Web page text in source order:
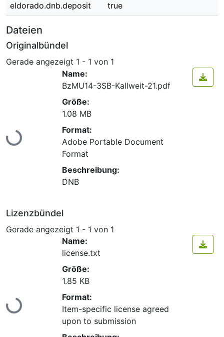
eldorado.dnb.deposit true
Dateien
Originalbündel
Gerade angezeigt 1 - 1 von 1
Lade...
Name:
BzMU14-3SB-Kallweit-21.pdf
Größe:
1.08 MB
Format:
Adobe Portable Document
Format
Beschreibung:
DNB
Lizenzbündel
Gerade angezeigt 1 - 1 von 1
Lade...
Name:
license.txt
Größe:
1.85 KB
Format:
Item-specific license agreed
upon to submission